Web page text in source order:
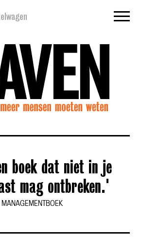
boek dat niet in je
mag ontbreken.'
MANAGEMENTBOEK